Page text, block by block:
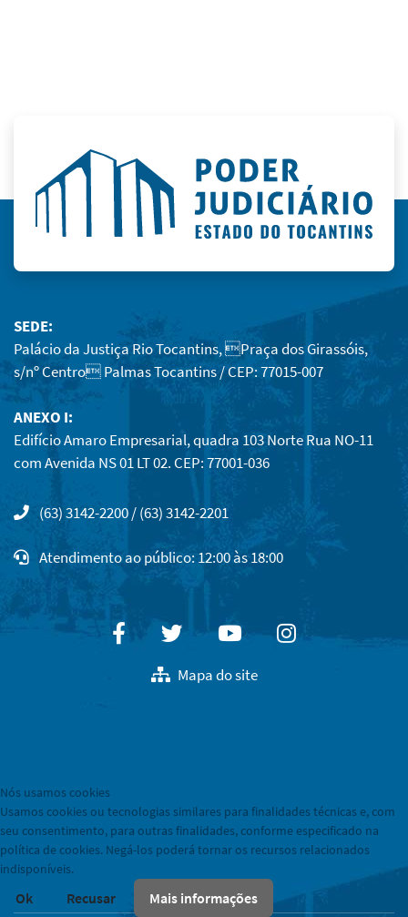
SEDE:
Palácio da Justiça Rio Tocantins, Praça dos Girassóis,
s/nº Centro Palmas Tocantins / CEP: 77015-007
ANEXO I:
Edifício Amaro Empresarial, quadra 103 Norte Rua NO-11
com Avenida NS 01 LT 02. CEP: 77001-036
(63) 3142-2200 / (63) 3142-2201
Atendimento ao público: 12:00 às 18:00
FacebookTwitterYoutubeInstagram
Mapa do site
Nós usamos cookies
Usamos cookies ou tecnologias similares para finalidades técnicas e, com
seu consentimento, para outras finalidades, conforme especificado na
política de cookies. Negá-los poderá tornar os recursos relacionados
indisponíveis.
Ok Recusar Mais informações